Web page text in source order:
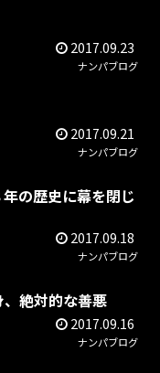
2017.09.23
ナンパブログ
2017.09.21
ナンパブログ
の歴史に幕を閉じ
2017.09.18
ナンパブログ
絶対的な善悪
2017.09.16
ナンパブログ